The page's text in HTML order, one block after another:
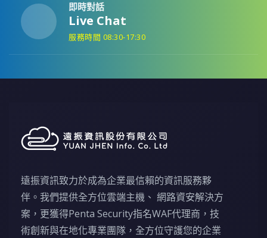
即時對話
Live Chat
服務時間 08:30-17:30
遠振資訊致力於成為企業最信賴的資訊服務夥
伴。我們提供全方位雲端主機、 網路資安解決方
案，更獲得Penta Security指名WAF代理商，技
術創新與在地化專業團隊，全方位守護您的企業